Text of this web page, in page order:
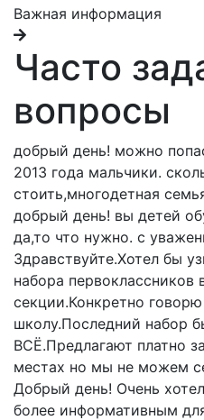
Важная информация
Часто
вопросы
добрый день! можно
2013 года мальчики.
стоить,многодетная
добрый день! вы детей
да,то что нужно. с
Здравствуйте.Хотел бы
набора первоклассников
секции.Конкретно
школу.Последний набор
ВСЁ.Предлагают платно
местах но мы не можем
Добрый день! Очень
более информативным